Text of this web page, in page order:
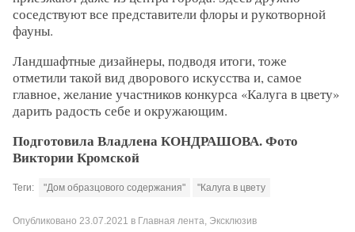
соседствуют все представители флоры и рукотворной
фауны.
Ландшафтные дизайнеры, подводя итоги, тоже
отметили такой вид дворового искусства и, самое
главное, желание участников конкурса «Калуга в цвету»
дарить радость себе и окружающим.
Подготовила Владлена КОНДРАШОВА. Фото
Виктории Кромской
Теги: "Дом образцового содержания" "Калуга в цвету
Опубликовано 23.07.2021 в Главная лента, Эксклюзив